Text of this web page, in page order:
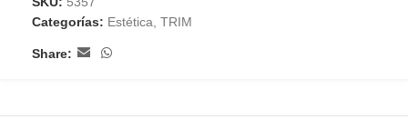
Categorías: Estética TRIM
Share: